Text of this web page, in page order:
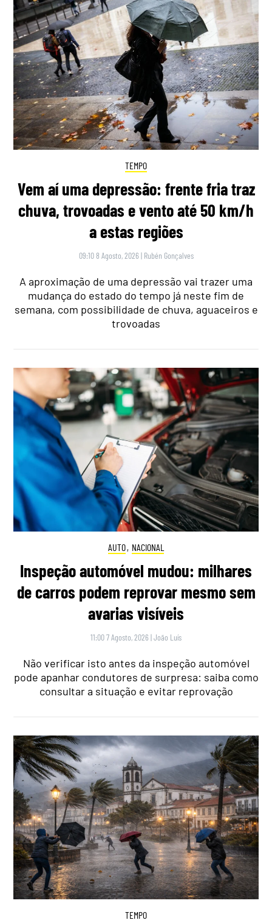
TEMPO
Vem aí uma depressão: frente fria traz
chuva, trovoadas e vento até 50 km/h
a estas regiões
09:10 8 Agosto, 2026 | Rubén Gonçalves
A aproximação de uma depressão vai trazer uma
mudança do estado do tempo já neste fim de
semana, com possibilidade de chuva, aguaceiros e
trovoadas
AUTO, NACIONAL
Inspeção automóvel mudou: milhares
de carros podem reprovar mesmo sem
avarias visíveis
11:00 7 Agosto, 2026 |João Luís
Não verificar isto antes da inspeção automóvel
pode apanhar condutores de surpresa: saiba como
consultar a situação e evitar reprovação
TEMPO